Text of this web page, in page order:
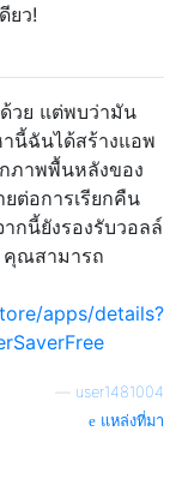
ยว!
วย แต่พบว่ามัน
นี้ฉันได้สร้างแอพ
ภาพพื้นหลังของ
ต่อการเรียกคืน
กนี้ยังรองรับวอลล์
คุณสามารถ
apps/details?
user1481004
แหล่งที่มา